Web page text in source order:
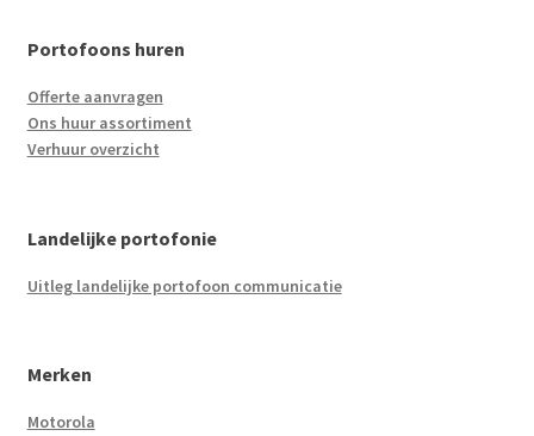
Portofoons huren
Offerte aanvragen
Ons huur assortiment
Verhuur overzicht
Landelijke portofonie
Uitleg landelijke portofoon communicatie
Merken
Motorola